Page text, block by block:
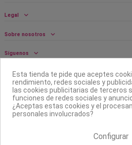
Legal
Sobre nosotros
Síguenos
Boletín
Esta tienda te pide que aceptes
rendimiento, redes sociales y
las cookies publicitarias de terceros
funciones de redes sociales y
¿Aceptas estas cookies y el
personales involucrados?
Configurar